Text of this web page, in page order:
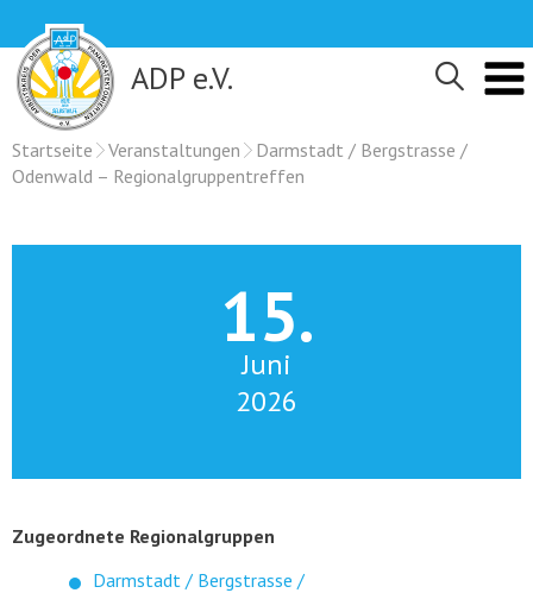
content
ADP e.V.
Startseite Veranstaltungen
Darmstadt / Bergstrasse /
Odenwald – Regionalgruppentreffen
15.
Juni
2026
Zugeordnete Regionalgruppen
Darmstadt / Bergstrasse /